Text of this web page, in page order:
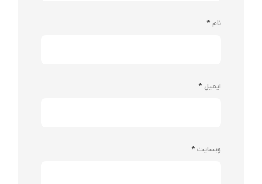
نام *
ایمیل *
وبسایت *